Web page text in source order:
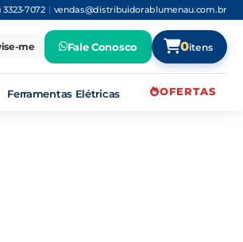
3323-7072 | vendas@distribuidorablumenau.com.br
me Fale Conosco 0itens
Ferramentas Elétricas OFERTAS